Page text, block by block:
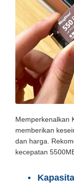
Memperkenalkan
memberikan
dan harga.
kecepatan